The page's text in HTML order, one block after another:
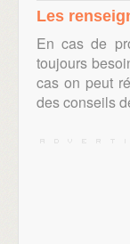
Les
En cas de
toujours
cas on peut
des conseils